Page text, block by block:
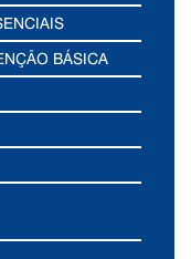
BÁSICA